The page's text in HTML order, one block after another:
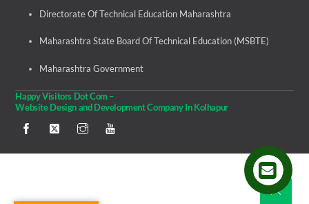
Directorate Of Technical Education Maharashtra
Maharashtra State Board Of Technical Education (MSBTE)
Maharashtra Government
Happy Visitors Dot Com –
Website Design and Development Company In Kolhapur